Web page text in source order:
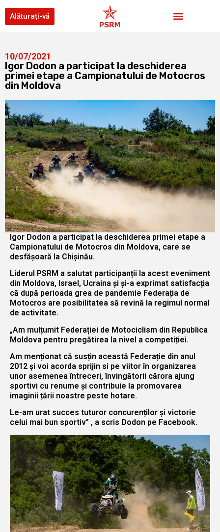
Alăturați-vă
10/07/2021
Igor Dodon a participat la deschiderea
primei etape a Campionatului de Motocros
din Moldova
Igor Dodon a participat la deschiderea primei etape a
Campionatului de Motocros din Moldova, care se
desfășoară la Chișinău.
Liderul PSRM a salutat participanții la acest eveniment
din Moldova, Israel, Ucraina și și-a exprimat satisfacția
că după perioada grea de pandemie Federația de
Motocros are posibilitatea să revină la regimul normal
de activitate.
„Am mulțumit Federației de Motociclism din Republica
Moldova pentru pregătirea la nivel a competiției.
Am menționat că susțin această Federație din anul
2012 și voi acorda sprijin si pe viitor în organizarea
unor asemenea întreceri, învingătorii cărora ajung
sportivi cu renume și contribuie la promovarea
imaginii țării noastre peste hotare.
Le-am urat succes tuturor concurenților și victorie
celui mai bun sportiv” , a scris Dodon pe Facebook.